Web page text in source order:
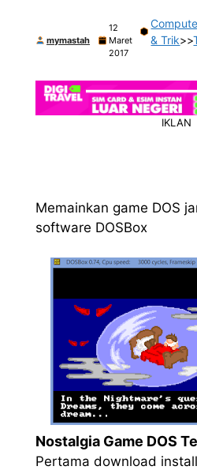
mymastah
12
Maret
2017
& Trik>>
IKLAN
Memainkan game DOS
software DOSBox
Nostalgia Game DOS
Pertama download